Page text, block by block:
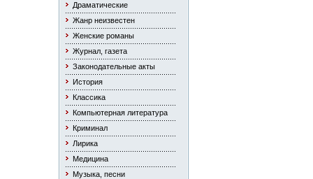
Драматические
Жанр неизвестен
Женские романы
Журнал, газета
Законодательные акты
История
Классика
Компьютерная литература
Криминал
Лирика
Медицина
Музыка, песни